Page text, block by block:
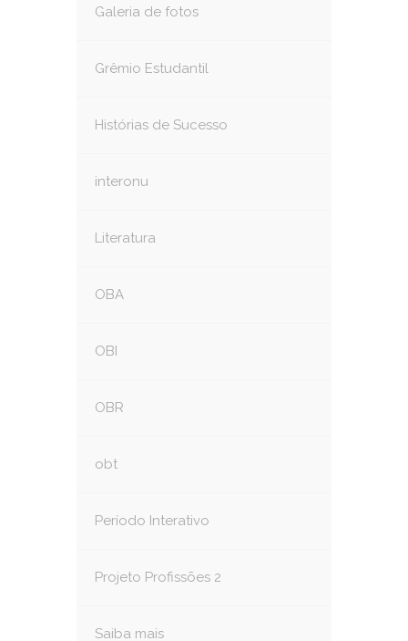
Galeria de fotos
Grêmio Estudantil
Histórias de Sucesso
interonu
Literatura
OBA
OBI
OBR
obt
Período Interativo
Projeto Profissões 2
Saiba mais